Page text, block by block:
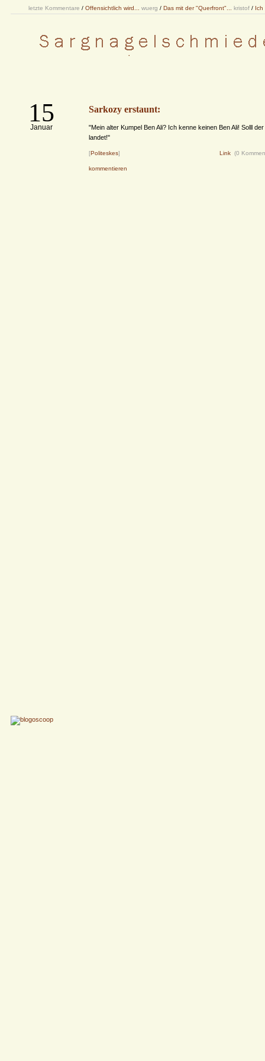
letzte Kommentare / Offensichtlich wird... wuerg / Das mit der "Querfront"... kristof / Ich
15
Januar
Sarkozy erstaunt:
"Mein alter Kumpel Ben Ali? Ich kenne keinen Ben Ali! Solll
landet!"
[Politeskes] Link (0
kommentieren